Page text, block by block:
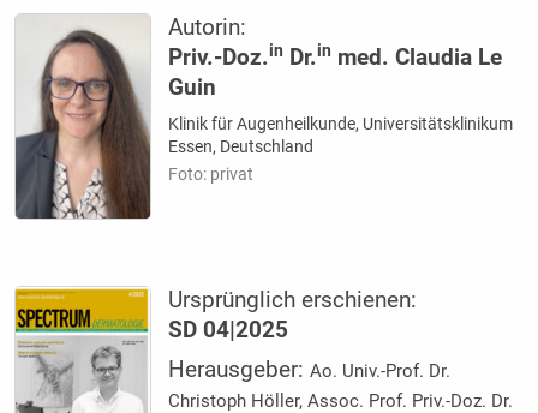
Autorin:
Priv.-Doz.in Dr.in med. Claudia Le
Guin
Klinik für Augenheilkunde, Universitätsklinikum
Essen, Deutschland
Foto: privat
Ursprünglich erschienen:
SD 04|2025
Herausgeber:Ao. Univ.-Prof. Dr.
Christoph Höller, Assoc. Prof. Priv.-Doz. Dr.